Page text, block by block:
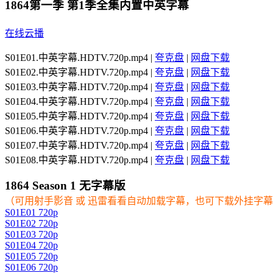
1864第一季 第1季全集内置中英字幕
在线云播
S01E01.中英字幕.HDTV.720p.mp4 | 夸克盘 | 网盘下载
S01E02.中英字幕.HDTV.720p.mp4 | 夸克盘 | 网盘下载
S01E03.中英字幕.HDTV.720p.mp4 | 夸克盘 | 网盘下载
S01E04.中英字幕.HDTV.720p.mp4 | 夸克盘 | 网盘下载
S01E05.中英字幕.HDTV.720p.mp4 | 夸克盘 | 网盘下载
S01E06.中英字幕.HDTV.720p.mp4 | 夸克盘 | 网盘下载
S01E07.中英字幕.HDTV.720p.mp4 | 夸克盘 | 网盘下载
S01E08.中英字幕.HDTV.720p.mp4 | 夸克盘 | 网盘下载
1864 Season 1 无字幕版
（可用射手影音 或 迅雷看看自动加载字幕，也可下载外挂字
S01E01 720p
S01E02 720p
S01E03 720p
S01E04 720p
S01E05 720p
S01E06 720p